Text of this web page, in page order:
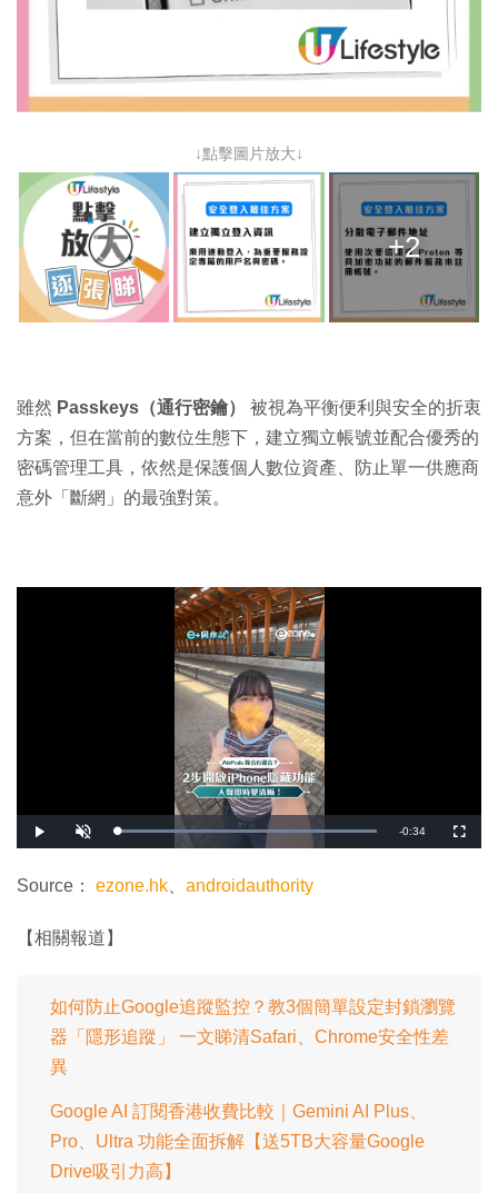
↓點擊圖片放大↓
+2
雖然 Passkeys（通行密鑰）
被視為平衡便利與安全的折衷
方案，但在當前的數位生態下，建立獨立帳號並配合優秀的
密碼管理工具，依然是保護個人數位資產、防止單一供應商
意外「斷網」的最強對策。
播
放
開
啟
載
入
:
1
剩
-0:34
全
螢
Source： ezone.hk androidauthority
【相關報道】
如何防止Google追蹤監控？教3個簡單設定封鎖瀏覽
器「隱形追蹤」 一文睇清Safari、Chrome安全性差
異
Google AI 訂閱香港收費比較｜Gemini AI Plus、
Pro、Ultra 功能全面拆解【送5TB大容量Google
Drive吸引力高】